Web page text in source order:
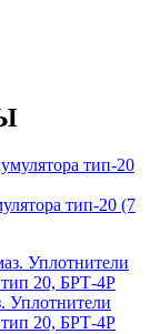
тип-20 (7
Уплотнители
тип 20, БРТ-4Р